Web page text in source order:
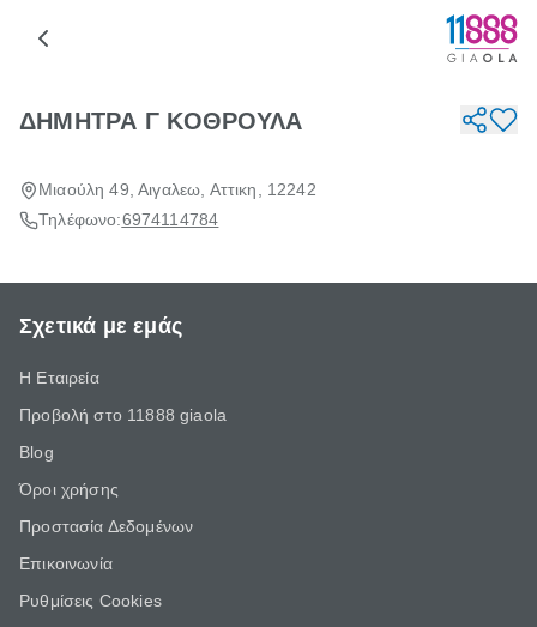
ΔΗΜΗΤΡΑ Γ ΚΟΘΡΟΥΛΑ
Μιαούλη 49, Αιγαλεω, Αττικη, 12242
Τηλέφωνο:6974114784
Σχετικά με εμάς
Η Εταιρεία
Προβολή στο 11888 giaola
Blog
Όροι χρήσης
Προστασία Δεδομένων
Επικοινωνία
Ρυθμίσεις Cookies